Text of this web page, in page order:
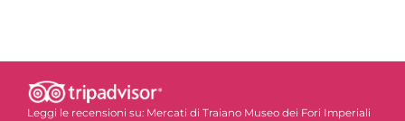
Leggi le recensioni su: Mercati di Traiano Museo dei Fori Imperiali